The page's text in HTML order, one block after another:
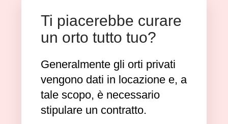
Ti piacerebbe curare
un orto tutto tuo?
Generalmente gli orti privati
vengono dati in locazione e, a
tale scopo, è necessario
stipulare un contratto.